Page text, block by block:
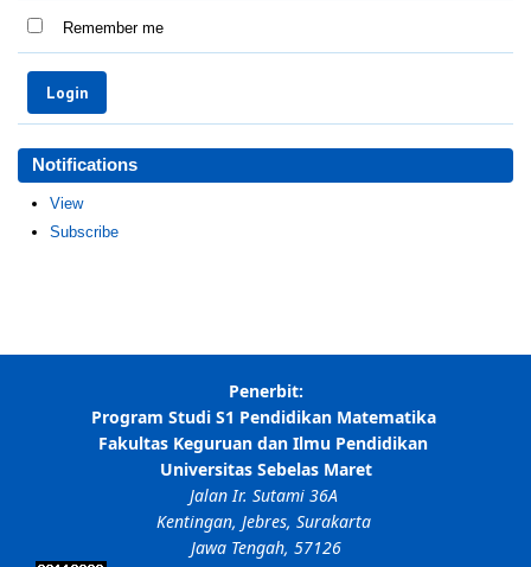
Remember me
Notifications
View
Subscribe